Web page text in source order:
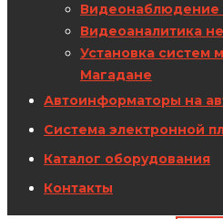
Видеонаблюдение
Видеоаналитика
Установка систем
Магадане
Автоинформаторы на
Система электронной
Каталог оборудования
Контакты